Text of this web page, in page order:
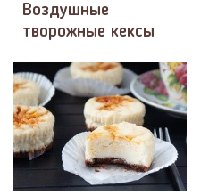
Воздушные
творожные кексы